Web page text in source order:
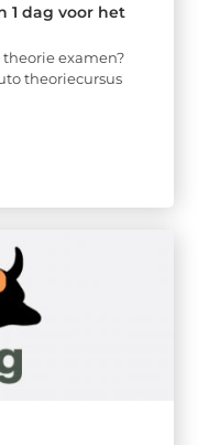
1 dag voor het
examen?
theoriecursus